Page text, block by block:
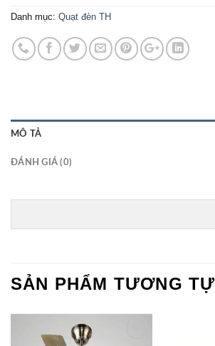
Danh mục: Quạt đèn TH
MÔ TẢ
ĐÁNH GIÁ (0)
SẢN PHẨM TƯƠNG TỰ